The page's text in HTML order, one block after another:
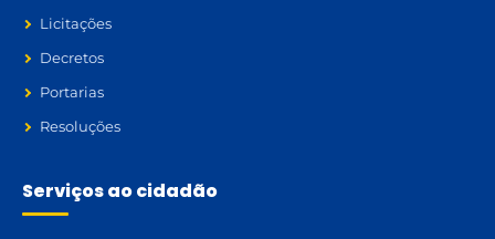
Licitações
Decretos
Portarias
Resoluções
Serviços ao cidadão